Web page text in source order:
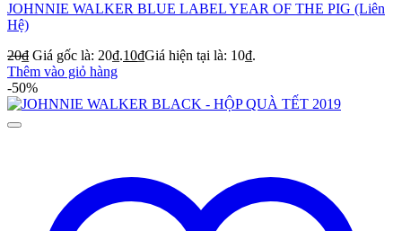
JOHNNIE WALKER BLUE LABEL YEAR OF THE PIG (Liên
Hệ)
20₫ Giá gốc là: 20₫.10₫Giá hiện tại là: 10₫.
Thêm vào giỏ hàng
-50%